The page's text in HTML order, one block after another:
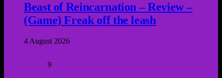
Beast of Reincarnation – Review –
(Game) Freak off the leash
4 August 2026
9